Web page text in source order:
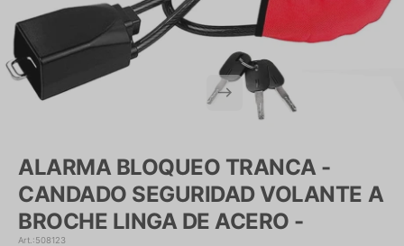
ALARMA BLOQUEO TRANCA -
CANDADO SEGURIDAD VOLANTE A
BROCHE LINGA DE ACERO -
508123